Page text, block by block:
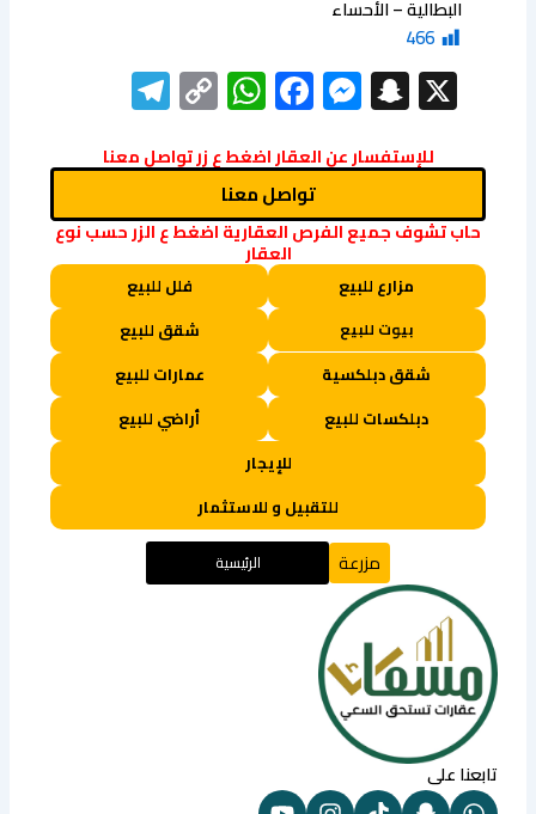
البطالية – الأحساء
466
X
Snapchat
Messenger
Facebook
WhatsApp
Copy
Link
للإستفسار عن العقار اضغط ع زر تواصل معنا
تواصل معنا
حاب تشوف جميع الفرص العقارية اضغط ع الزر حسب نوع
العقار
مزارع للبيع فلل للبيع
بيوت للبيع
شقق للبيع
شقق دبلكسية
عمارات للبيع
دبلكسات للبيع
أراضي للبيع
للإيجار
للتقبيل و للاستثمار
مزرعة الرئيسية
تابعنا على